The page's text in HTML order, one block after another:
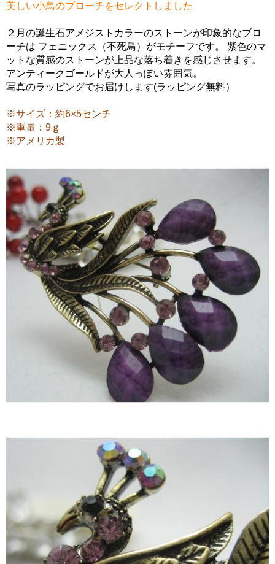
美しい小鳥のブローチをセレクトしました
２月の誕生石アメジストカラーのストーンが印象的なブロ
ーチは フェニックス（不死鳥）がモチーフです。 紫色のマ
ットな質感のストーンが上品な落ち着きを感じさせます。
アンティークゴールドが大人っぽい雰囲気。
写真のラッピングでお届けします(ラッピング無料）
※サイズ：約6×5センチ
※重量：9ｇ
※アメリカ製